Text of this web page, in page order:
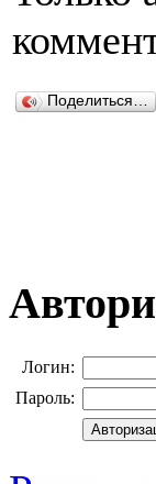
Поделиться…
Логин:
Пароль: